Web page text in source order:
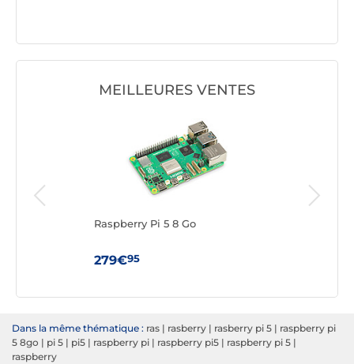
MEILLEURES VENTES
Raspberry Pi 5 8 Go
279€95
Dans la même thématique : ras | rasberry | rasberry pi 5 | raspberry pi
5 8go | pi 5 | pi5 | raspberry pi | raspberry pi5 | raspberry pi 5 |
raspberry